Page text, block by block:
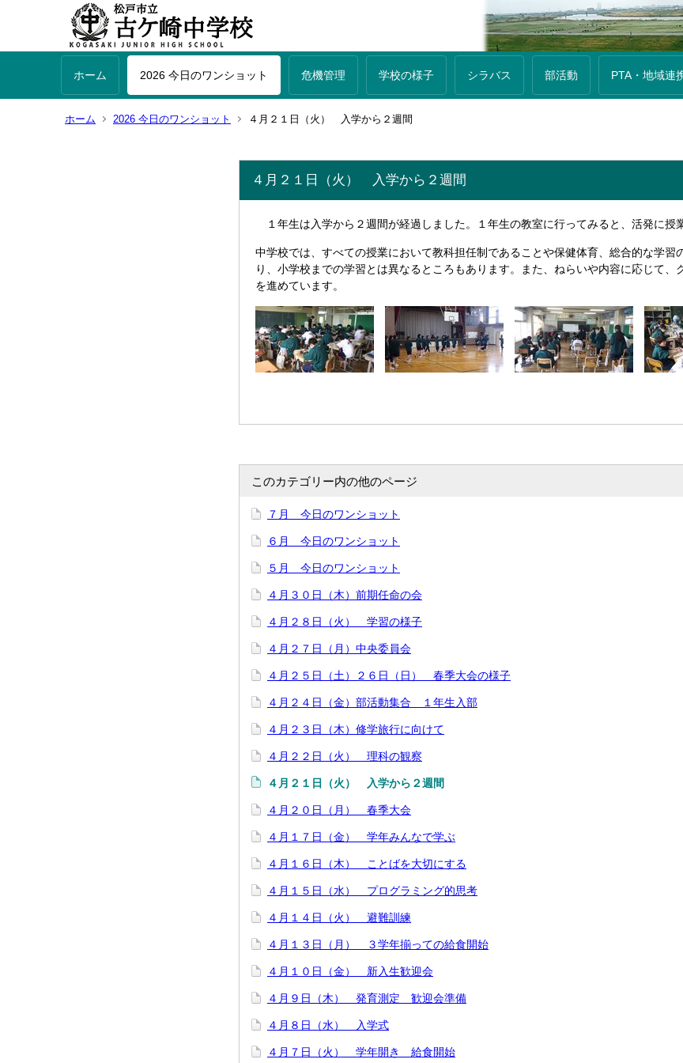
ホーム 2026 今日のワンショット 危機管理 学校の様子 シラバス 部活動 PTA・地域連
ホーム 2026 今日のワンショット ４月２１日（火） 入学から２週間
４月２１日（火） 入学から２週間
１年生は入学から２週間が経過しました。１年生の教室に行ってみると、活発に授
中学校では、すべての授業において教科担任制であることや保健体育、総合的な学
り、小学校までの学習とは異なるところもあります。また、ねらいや内容に応じて
を進めています。
このカテゴリー内の他のページ
７月 今日のワンショット
６月 今日のワンショット
５月 今日のワンショット
４月３０日（木）前期任命の会
４月２８日（火） 学習の様子
４月２７日（月）中央委員会
４月２５日（土）２６日（日） 春季大会の様子
４月２４日（金）部活動集合 １年生入部
４月２３日（木）修学旅行に向けて
４月２２日（火） 理科の観察
４月２１日（火） 入学から２週間
４月２０日（月） 春季大会
４月１７日（金） 学年みんなで学ぶ
４月１６日（木） ことばを大切にする
４月１５日（水） プログラミング的思考
４月１４日（火） 避難訓練
４月１３日（月） ３学年揃っての給食開始
４月１０日（金） 新入生歓迎会
４月９日（木） 発育測定 歓迎会準備
４月８日（水） 入学式
４月７日（火） 学年開き 給食開始